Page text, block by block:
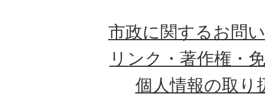
市政に関するお問
リンク・著作権・
個人情報の取り